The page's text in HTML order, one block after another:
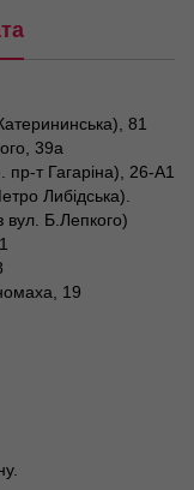
81
39а
пр-т Гагаріна), 26-А1
Либідська).
вул. Б.Лепкого)
19